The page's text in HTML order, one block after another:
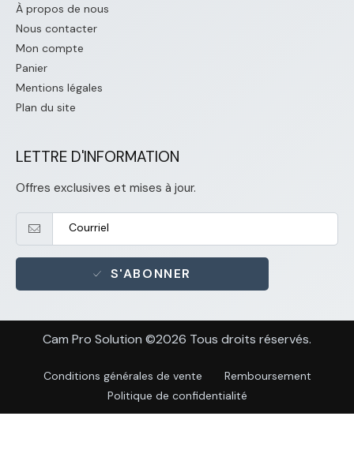
À propos de nous
Nous contacter
Mon compte
Panier
Mentions légales
Plan du site
LETTRE D'INFORMATION
Offres exclusives et mises à jour.
S'ABONNER
Cam Pro Solution ©2026 Tous droits réservés.
Conditions générales de vente
Remboursement
Politique de confidentialité